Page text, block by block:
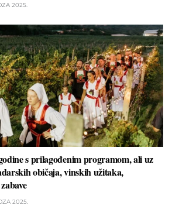
2025.
s prilagođenim programom, ali uz
običaja, vinskih užitaka,
2025.